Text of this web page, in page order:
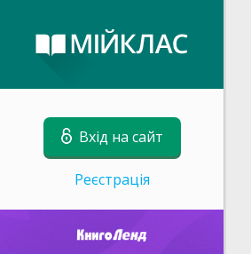
Вхід на сайт
Реєстрація